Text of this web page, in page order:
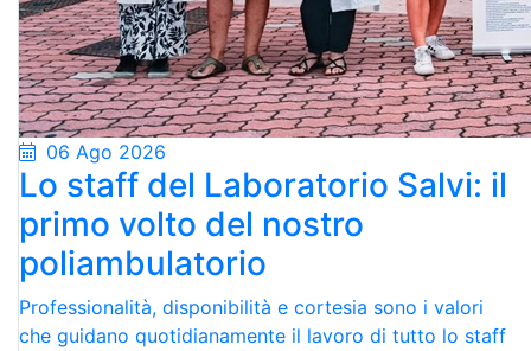
06 Ago 2026
Lo staff del Laboratorio Salvi: il
primo volto del nostro
poliambulatorio
Professionalità, disponibilità e cortesia sono i valori
che guidano quotidianamente il lavoro di tutto lo staff